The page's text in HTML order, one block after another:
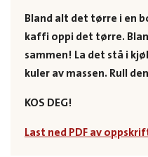
Bland alt det tørre i en
kaffi oppi det tørre.
sammen! La det stå i
kuler av massen. Rull
KOS DEG!
Last ned PDF av